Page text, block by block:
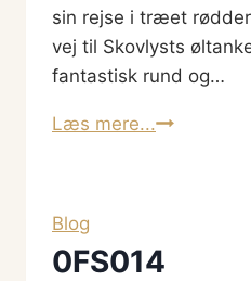
sin rejse i træet
vej til Skovlysts
fantastisk rund og…
Læs mere...Skovlyst
Blog
0FS014